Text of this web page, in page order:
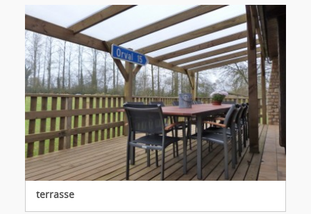
terrasse